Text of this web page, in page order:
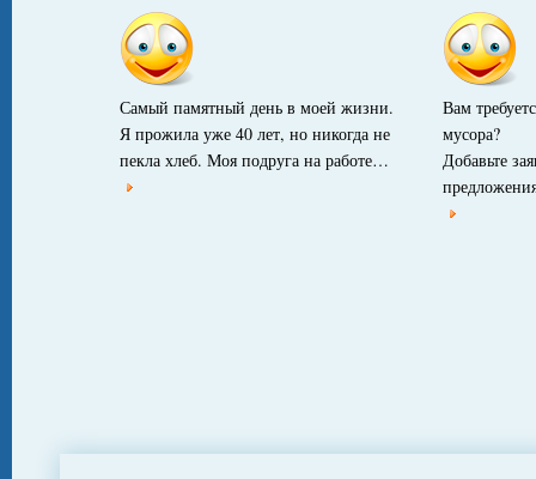
Самый памятный день в моей жизни.
Я прожила уже 40 лет, но никогда не
пекла хлеб. Моя подруга на работе…
Вам
мусора?
Добавьте